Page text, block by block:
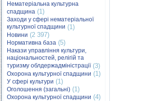
Нематеріальна культурна
спадщина (1)
Заходи у сфері нематеріальної
культурної спадщини (1)
Новини (2 397)
Нормативна база (5)
Накази управління культури,
національностей, релігій та
туризму облдержадміністрації(3)
Охорона культурної спадщини (1)
У сфері культури (1)
Оголошення (загальні) (1)
Охорона культурної спадщини (4)